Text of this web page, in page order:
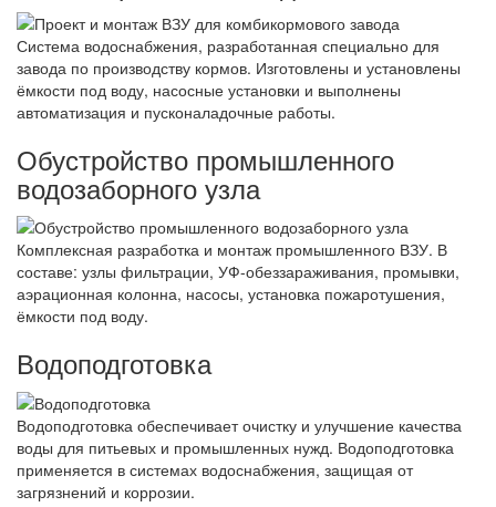
Система водоснабжения, разработанная специально для
завода по производству кормов. Изготовлены и установлены
ёмкости под воду, насосные установки и выполнены
автоматизация и пусконаладочные работы.
Обустройство промышленного
водозаборного узла
Комплексная разработка и монтаж промышленного ВЗУ. В
составе: узлы фильтрации, УФ-обеззараживания, промывки,
аэрационная колонна, насосы, установка пожаротушения,
ёмкости под воду.
Водоподготовка
Водоподготовка обеспечивает очистку и улучшение качества
воды для питьевых и промышленных нужд. Водоподготовка
применяется в системах водоснабжения, защищая от
загрязнений и коррозии.